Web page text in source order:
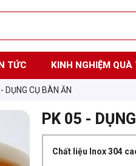
TỨC KINH NGHIỆM QUÀ
DỤNG CỤ BÀN ĂN
PK 05 -
Chất liệu Inox 304